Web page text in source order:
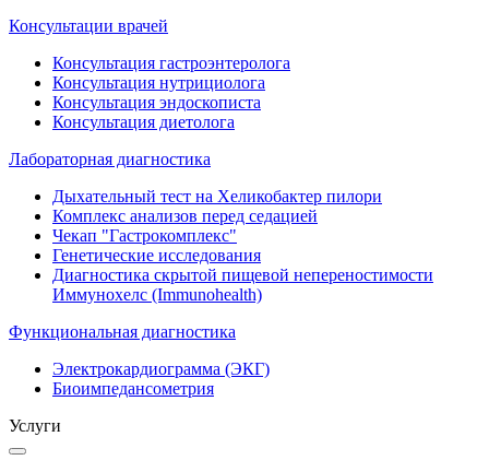
Консультации врачей
Консультация гастроэнтеролога
Консультация нутрициолога
Консультация эндоскописта
Консультация диетолога
Лабораторная диагностика
Дыхательный тест на Хеликобактер пилори
Комплекс анализов перед седацией
Чекап "Гастрокомплекс"
Генетические исследования
Диагностика скрытой пищевой непереностимости
Иммунохелс (Immunohealth)
Функциональная диагностика
Электрокардиограмма (ЭКГ)
Биоимпедансометрия
Услуги